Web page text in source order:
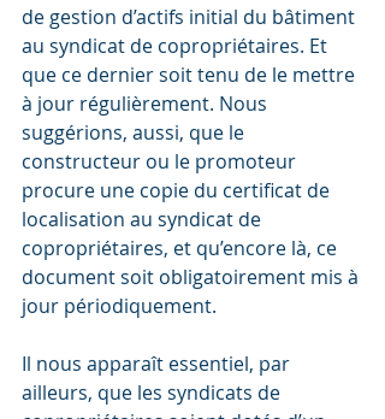
de gestion d’actifs initial du bâtiment
au syndicat de copropriétaires. Et
que ce dernier soit tenu de le mettre
à jour régulièrement. Nous
suggérions, aussi, que le
constructeur ou le promoteur
procure une copie du certificat de
localisation au syndicat de
copropriétaires, et qu’encore là, ce
document soit obligatoirement mis à
jour périodiquement.
Il nous apparaît essentiel, par
ailleurs, que les syndicats de